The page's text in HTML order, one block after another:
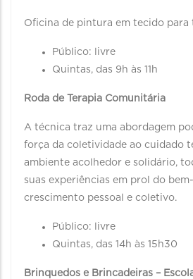
Oficina de pintura em tecido para
Público: livre
Quintas, das 9h às 11h
Roda de Terapia Comunitária
A técnica traz uma abordagem
força da coletividade ao cuidado
ambiente acolhedor e solidário,
suas experiências em prol do
crescimento pessoal e coletivo.
Público: livre
Quintas, das 14h às 15h30
Brinquedos e Brincadeiras –